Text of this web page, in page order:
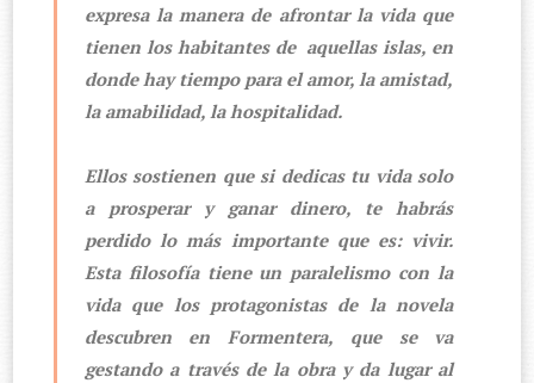
expresa la manera de afrontar la vida que
tienen los habitantes de aquellas islas, en
donde hay tiempo para el amor, la amistad,
la amabilidad, la hospitalidad.
Ellos sostienen que si dedicas tu vida solo
a prosperar y ganar dinero, te habrás
perdido lo más importante que es: vivir.
Esta filosofía tiene un paralelismo con la
vida que los protagonistas de la novela
descubren en Formentera, que se va
gestando a través de la obra y da lugar al